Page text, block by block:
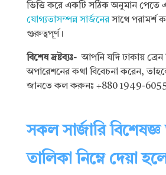
ভিত্তি করে একটি সঠিক অনুমান
যোগ্যতাসম্পন্ন সার্জনেরসাথে পরামর্শ
গুরুত্বপূর্ণ।
বিশেষ দ্রষ্টব্যঃ- আপনি যদি ঢাকায় ব্রেন
অপারেশনের কথা বিবেচনা করেন,
জানতে কল করুনঃ +880 1949-
সকল সার্জারি বিশেষজ্ঞ
তালিকা নিম্নে দেয়া